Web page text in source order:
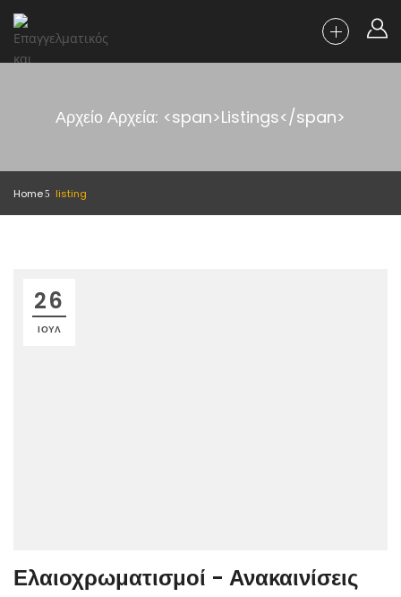
Αρχείο Αρχεία: <span>Listings</span>
Home listing
26
ΙΟΎΛ
Ελαιοχρωματισμοί - Ανακαινίσεις